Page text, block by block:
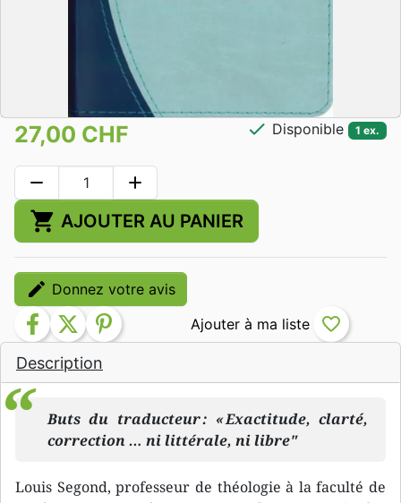
Description
Buts du traducteur : « Exactitude, clarté,
correction … ni littérale, ni libre"
Louis Segond, professeur de théologie à la faculté de
27,00 CHF check Disponible 1 ex.
remove add
shopping_cart AJOUTER AU PANIER
edit Donnez votre avis
facebook twitter pinterest favorite_border